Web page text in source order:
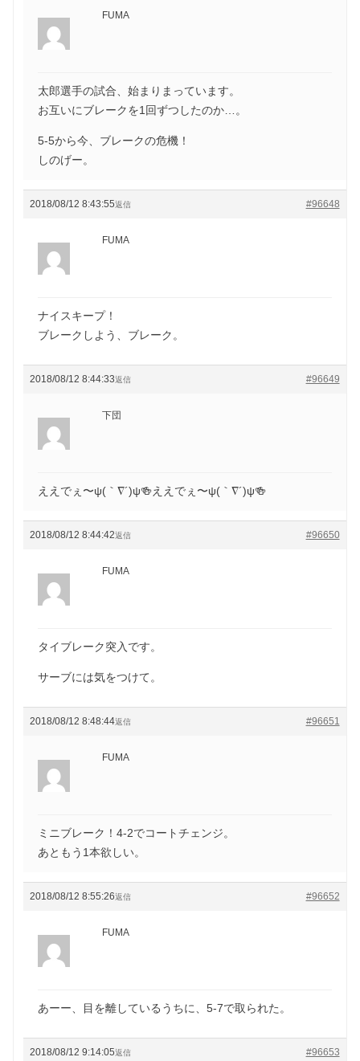
FUMA
太郎選手の試合、始まりまっています。
お互いにブレークを1回ずつしたのか…。
5-5から今、ブレークの危機！
しのげー。
2018/08/12 8:43:55 #96648
返信
FUMA
ナイスキープ！
ブレークしよう、ブレーク。
2018/08/12 8:44:33 #96649
返信
下団
ええでぇ〜ψ(｀∇´)ψ🍻ええでぇ〜ψ(｀∇´)ψ🍻
2018/08/12 8:44:42 #96650
返信
FUMA
タイブレーク突入です。
サーブには気をつけて。
2018/08/12 8:48:44 #96651
返信
FUMA
ミニブレーク！4-2でコートチェンジ。
あともう1本欲しい。
2018/08/12 8:55:26 #96652
返信
FUMA
あーー、目を離しているうちに、5-7で取られた。
2018/08/12 9:14:05 #96653
返信